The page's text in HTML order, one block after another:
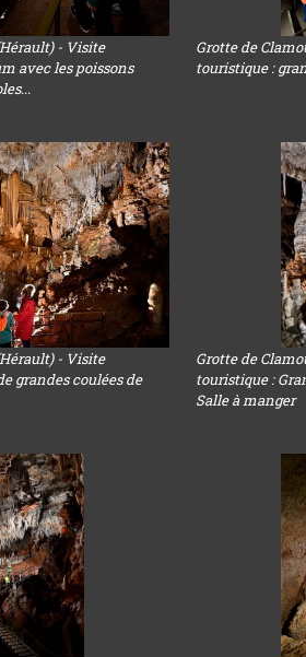
- Visite
avec les poissons
Grotte de
touristique :
- Visite
grandes coulées de
Grotte de
touristique :
Salle à manger